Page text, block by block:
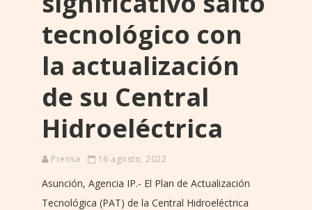
tecnológico con
la actualización
de su Central
Hidroeléctrica
Prensa 16 agosto, 2022
Asunción, Agencia IP.- El Plan de Actualización
Tecnológica (PAT) de la Central Hidroeléctrica